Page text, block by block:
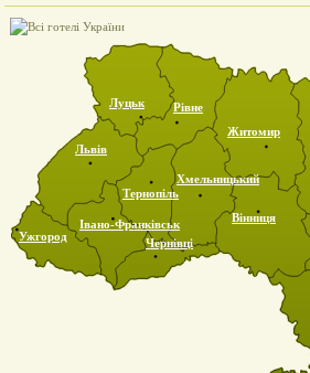
Вінниця
Львів
Луцьк
Ужгород
Івано-Франківськ
Рівне
Тернопіль
Чернівці
Хмельницький
Житомир